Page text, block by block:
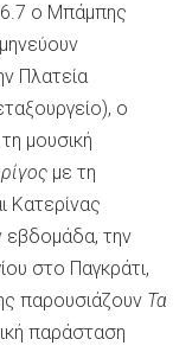
ο Μπάμπης
Πλατεία
ο
μουσική
με τη
Κατερίνας
εβδομάδα, την
στο Παγκράτι,
παρουσιάζουν Τα
παράσταση